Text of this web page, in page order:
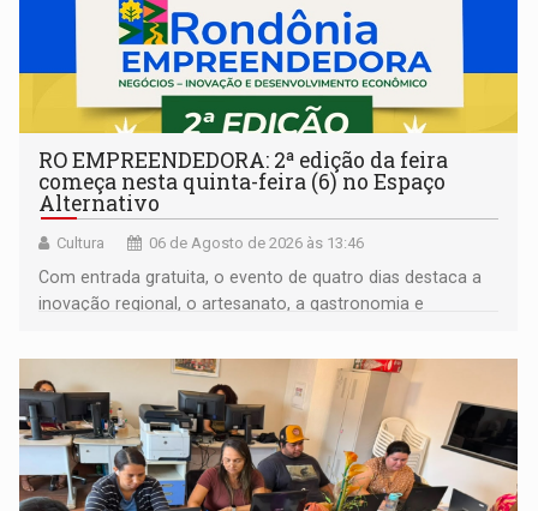
RO EMPREENDEDORA: 2ª edição da feira
começa nesta quinta-feira (6) no Espaço
Alternativo
Cultura 06 de Agosto de 2026 às 13:46
Com entrada gratuita, o evento de quatro dias destaca a
inovação regional, o artesanato, a gastronomia e